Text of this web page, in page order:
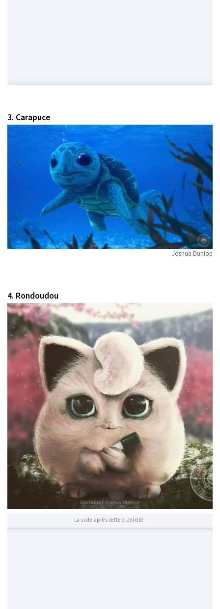
3. Carapuce
Joshua Dunlop
4. Rondoudou
La suite après cette publicité